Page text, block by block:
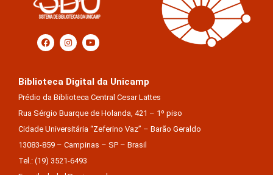
Biblioteca Digital da Unicamp
Prédio da Biblioteca Central Cesar Lattes
Rua Sérgio Buarque de Holanda, 421 – 1º piso
Cidade Universitária “Zeferino Vaz” – Barão Geraldo
13083-859 – Campinas – SP – Brasil
Tel.: (19) 3521-6493